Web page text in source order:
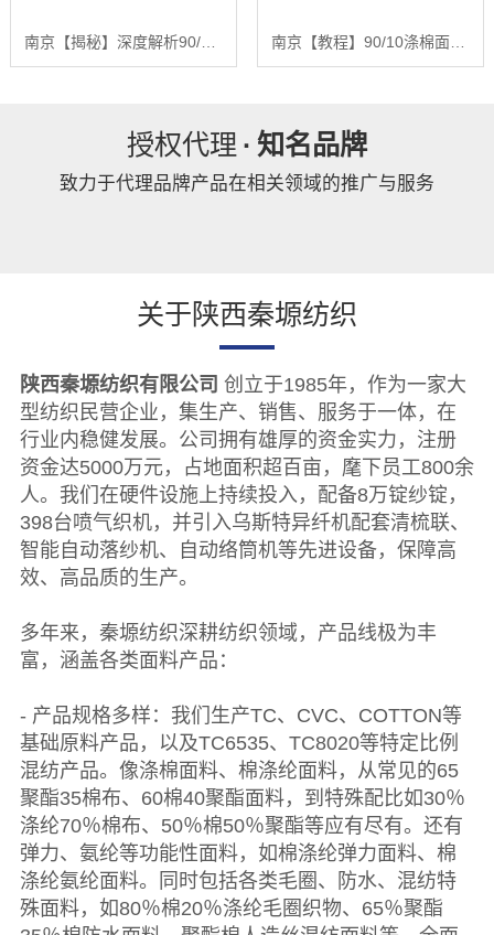
南京【揭秘】深度解析90/10涤棉面料：基于全产业链优势的品质控制与未来趋势报告【精梳涤棉坯布长期供应合作案例】【怎么样?】 南京【教程】90/10涤棉面料：深度解析混纺面料的性能优化与未来发展趋势报告【精梳涤棉坯布长期供应合作案例】【是什么?】
授权代理 · 知名品牌
致力于代理品牌产品在相关领域的推广与服务
关于陕西秦塬纺织
陕西秦塬纺织有限公司 创立于1985年，作为一家大
型纺织民营企业，集生产、销售、服务于一体，在
行业内稳健发展。公司拥有雄厚的资金实力，注册
资金达5000万元，占地面积超百亩，麾下员工800余
人。我们在硬件设施上持续投入，配备8万锭纱锭，
398台喷气织机，并引入乌斯特异纤机配套清梳联、
智能自动落纱机、自动络筒机等先进设备，保障高
效、高品质的生产。
多年来，秦塬纺织深耕纺织领域，产品线极为丰
富，涵盖各类面料产品：
- 产品规格多样：我们生产TC、CVC、COTTON等
基础原料产品，以及TC6535、TC8020等特定比例
混纺产品。像涤棉面料、棉涤纶面料，从常见的65
聚酯35棉布、60棉40聚酯面料，到特殊配比如30％
涤纶70％棉布、50％棉50％聚酯等应有尽有。还有
弹力、氨纶等功能性面料，如棉涤纶弹力面料、棉
涤纶氨纶面料。同时包括各类毛圈、防水、混纺特
殊面料，如80％棉20％涤纶毛圈织物、65％聚酯